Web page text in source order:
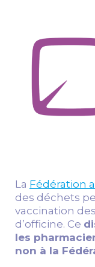
La Fédération
des déchets
vaccination
d’officine. Ce
les
non à la